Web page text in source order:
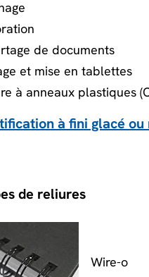
de documents
et mise en tablettes
à anneaux plastiques
à fini glacé
de reliures
Wire-o